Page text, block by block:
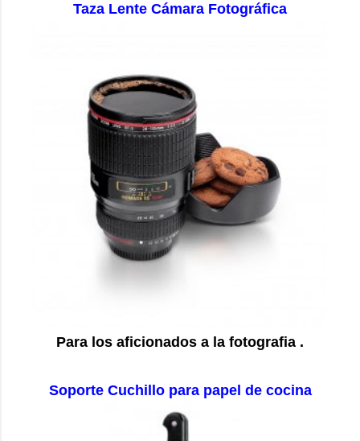
Taza Lente Cámara Fotográfica
Para los aficionados a la fotografia .
Soporte Cuchillo para papel de cocina